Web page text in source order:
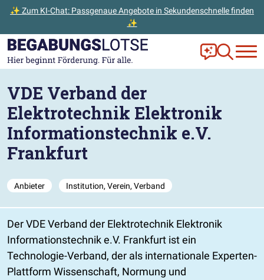
✨ Zum KI-Chat: Passgenaue Angebote in Sekundenschnelle finden
✨
Zum Hauptinhalt der Seite springen
Zur Startseite gehen Frag Ella!
Zur
VDE Verband der
Elektrotechnik Elektronik
Informationstechnik e.V.
Frankfurt
Anbieter Institution, Verein, Verband
Der VDE Verband der Elektrotechnik Elektronik
Informationstechnik e.V. Frankfurt ist ein
Technologie-Verband, der als internationale Experten-
Plattform Wissenschaft, Normung und